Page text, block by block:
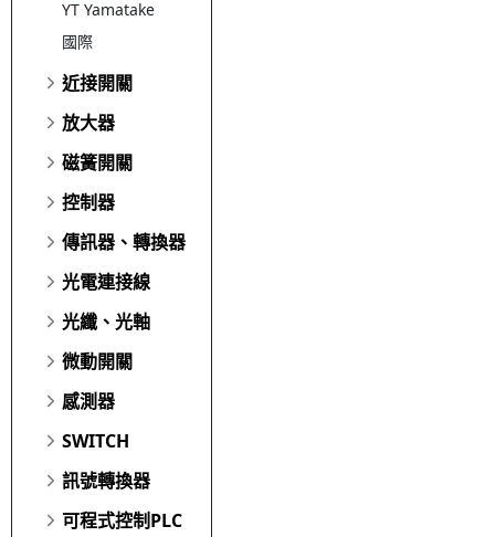
YT Yamatake
國際
近接開關
放大器
磁簧開關
控制器
傳訊器、轉換器
光電連接線
光纖、光軸
微動開關
感測器
SWITCH
訊號轉換器
可程式控制PLC